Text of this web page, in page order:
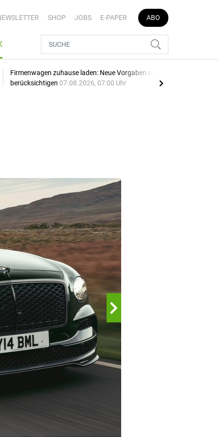
SHOP JOBS E-PAPER ABO
Firmenwagen zuhause laden: Neue Vorgaben sind zu
berücksichtigen 07.08.2026, 07:00 Uhr